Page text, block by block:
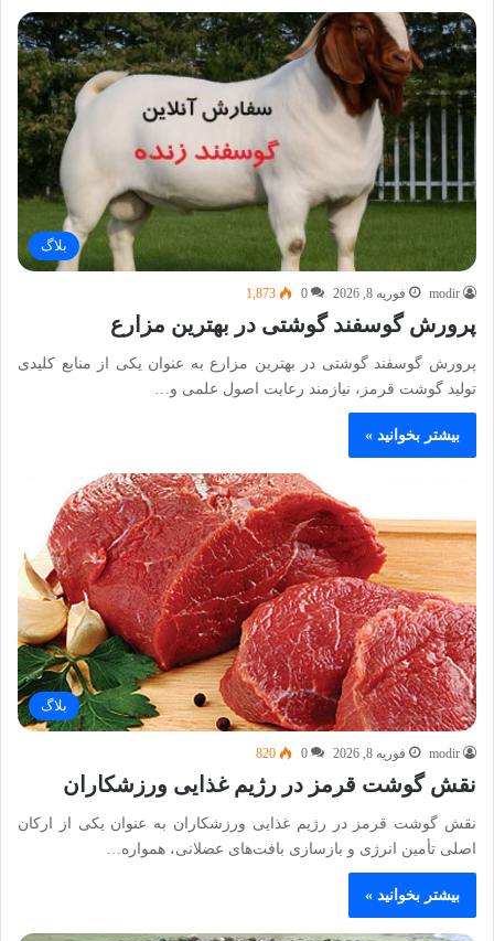
بلاگ
modir فوریه 8, 2026 0
1,873
پرورش گوسفند گوشتی در بهترین مزارع
پرورش گوسفند گوشتی در بهترین مزارع به عنوان یکی از منابع کلیدی
تولید گوشت قرمز، نیازمند رعایت اصول علمی و…
بیشتر بخوانید »
بلاگ
modir فوریه 8, 2026 0
820
نقش گوشت قرمز در رژیم غذایی ورزشکاران
نقش گوشت قرمز در رژیم غذایی ورزشکاران به عنوان یکی از ارکان
اصلی تأمین انرژی و بازسازی بافت‌های عضلانی، همواره…
بیشتر بخوانید »